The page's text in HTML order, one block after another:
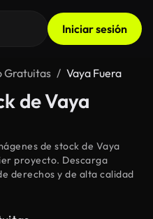
Iniciar sesión
Gratuitas Vaya Fuera
de Vaya
de stock de Vaya
proyecto. Descarga
derechos y de alta calidad